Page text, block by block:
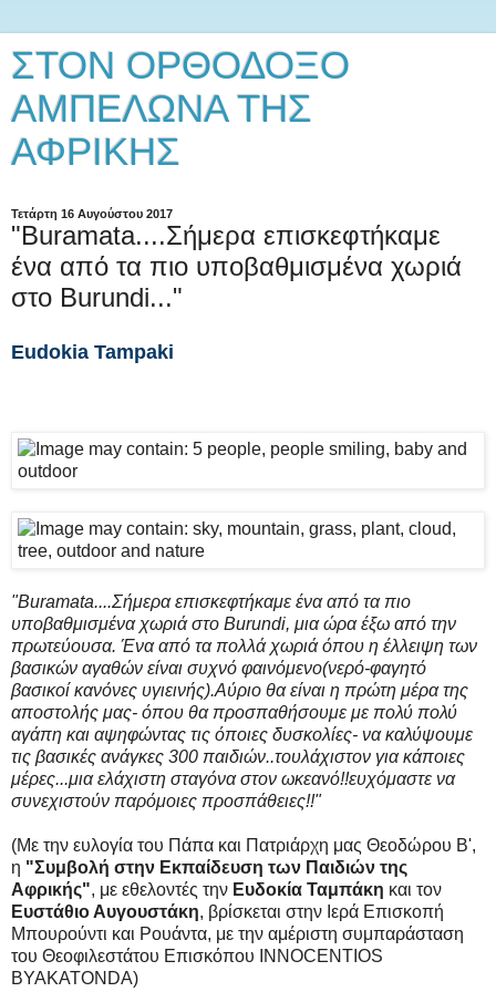
ΣΤΟΝ ΟΡΘΟΔΟΞΟ
ΑΜΠΕΛΩΝΑ ΤΗΣ
ΑΦΡΙΚΗΣ
Τετάρτη 16 Αυγούστου 2017
"Buramata....Σήμερα επισκεφτήκαμε
ένα από τα πιο υποβαθμισμένα χωριά
στο Burundi..."
Eudokia Tampaki
"Buramata....Σήμερα επισκεφτήκαμε ένα από τα πιο
υποβαθμισμένα χωριά στο Burundi, μια ώρα έξω από την
πρωτεύουσα. Ένα από τα πολλά χωριά όπου η έλλειψη των
βασικών αγαθών είναι συχνό φαινόμενο(νερό-φαγητό
βασικοί κανόνες υγιεινής).Αύριο θα είναι η πρώτη μέρα της
αποστολής μας- όπου θα προσπαθήσουμε με πολύ πολύ
αγάπη και αψηφώντας τις όποιες δυσκολίες- να καλύψουμε
τις βασικές ανάγκες 300 παιδιών..τουλάχιστον για κάποιες
μέρες...μια ελάχιστη σταγόνα στον ωκεανό!!ευχόμαστε να
συνεχιστούν παρόμοιες προσπάθειες!!"
(Με την ευλογία του Πάπα και Πατριάρχη μας Θεοδώρου Β',
η "Συμβολή στην Εκπαίδευση των Παιδιών της
Αφρικής", με εθελοντές την Ευδοκία Ταμπάκη και τον
Ευστάθιο Αυγουστάκη, βρίσκεται στην Ιερά Επισκοπή
Μπουρούντι και Ρουάντα, με την αμέριστη συμπαράσταση
του Θεοφιλεστάτου Επισκόπου INNOCENTIOS
BYAKATONDA)